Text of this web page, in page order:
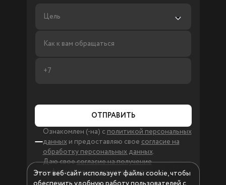
Цель
ОТПРАВИТЬ
Ознакомлен (-на) сполитикой персональных
данных и предоставляю своесогласие на
обработку персональных данных.
Даю своесогласие на получение
информационных и маркетинговых
рассылок, а также звонков.
Этот веб-сайт использует файлы cookie, чтобы